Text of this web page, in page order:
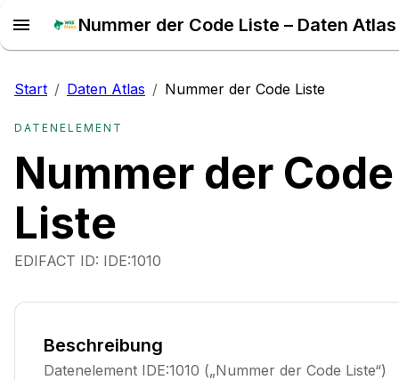
Nummer der Code Liste – Daten Atlas
Start / Daten Atlas / Nummer der Code Liste
DATENELEMENT
Nummer der Code
Liste
EDIFACT ID: IDE:1010
Beschreibung
Datenelement IDE:1010 („Nummer der Code Liste“)